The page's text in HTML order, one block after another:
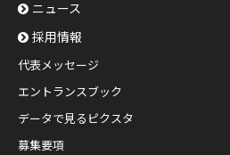
ニュース
採用情報
代表メッセージ
エントランスブック
データで見るピクスタ
募集要項